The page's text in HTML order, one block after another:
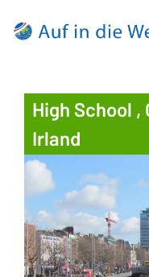
High School
Irland